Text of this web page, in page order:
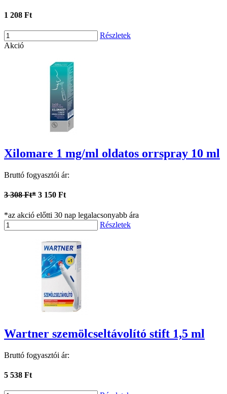
1 208 Ft
Részletek
Akció
Xilomare 1 mg/ml oldatos orrspray 10 ml
Bruttó fogyasztói ár:
3 308 Ft* 3 150 Ft
*az akció előtti 30 nap legalacsonyabb ára
Részletek
Wartner szemölcseltávolító stift 1,5 ml
Bruttó fogyasztói ár:
5 538 Ft